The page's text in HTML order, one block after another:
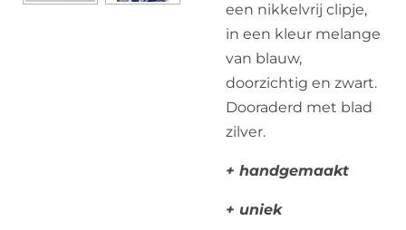
een nikkelvrij clipje,
in een kleur melange
van blauw,
doorzichtig en zwart.
Dooraderd met blad
zilver.
+ handgemaakt
+ uniek